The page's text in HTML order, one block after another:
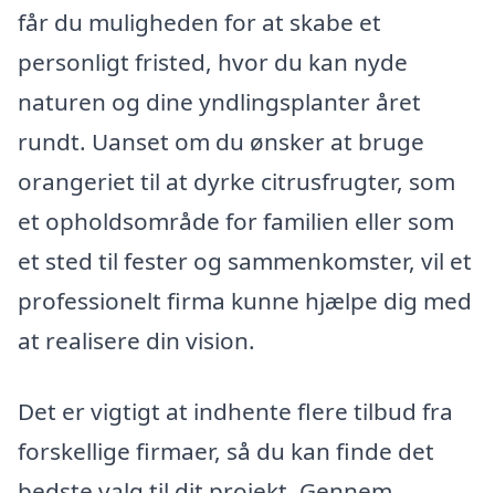
får du muligheden for at skabe et
personligt fristed, hvor du kan nyde
naturen og dine yndlingsplanter året
rundt. Uanset om du ønsker at bruge
orangeriet til at dyrke citrusfrugter, som
et opholdsområde for familien eller som
et sted til fester og sammenkomster, vil et
professionelt firma kunne hjælpe dig med
at realisere din vision.
Det er vigtigt at indhente flere tilbud fra
forskellige firmaer, så du kan finde det